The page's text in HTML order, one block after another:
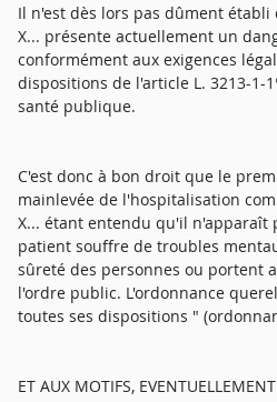
Il n'est dès lors pas dûment établi
X... présente actuellement un
conformément aux exigences
dispositions de l'article L. 3213-1-
santé publique.
C'est donc à bon droit que le
mainlevée de l'hospitalisation
X... étant entendu qu'il n'apparaît
patient souffre de troubles
sûreté des personnes ou portent
l'ordre public. L'ordonnance
toutes ses dispositions "
ET AUX MOTIFS,